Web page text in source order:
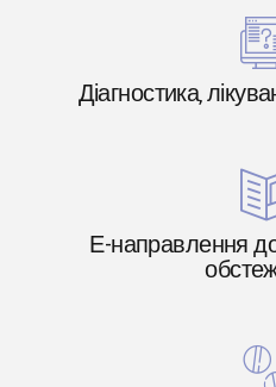
Діагностика,
Е-направлення